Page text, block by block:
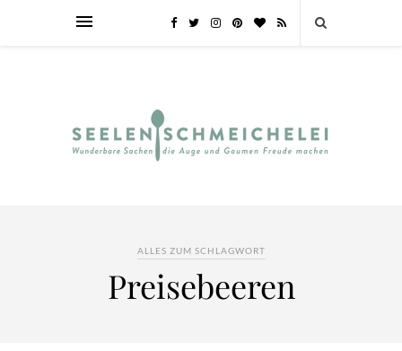
ALLES ZUM SCHLAGWORT
Preisebeeren